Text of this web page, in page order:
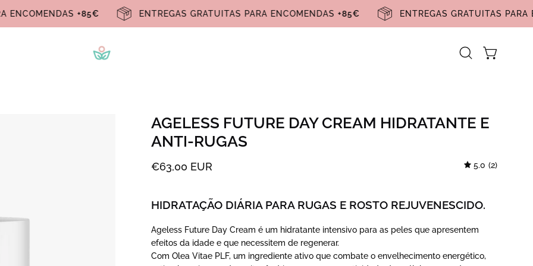
ENCOMENDAS+85€ ENTREGAS GRATUITAS PARA ENCOMENDAS+85€ ENTREGAS GRATUITAS
Abra
pesquisa
Carrinho
AGELESS FUTURE DAY CREAM HIDRATANTE E
ANTI-RUGAS
€63,00 EUR 5.0 (2)
HIDRATAÇÃO DIÁRIA PARA RUGAS E ROSTO REJUVENESCIDO.
Ageless Future Day Cream é um hidratante intensivo para as peles que apresentem
efeitos da idade e que necessitem de regenerar.
Com Olea Vitae PLF, um ingrediente ativo que combate o envelhecimento energético,